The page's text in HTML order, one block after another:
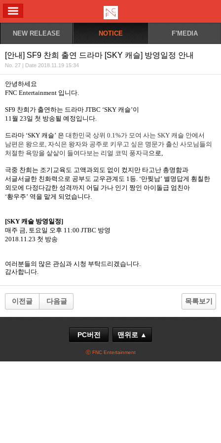
NEW RELEASE NOTICE F'MEDIA
[안내] SF9 찬희 출연 드라마 [SKY 캐슬] 방영일정 안내
No. 27 | Date 2018.11.19 15:34
안녕하세요
FNC Entertainment 입니다.
SF9 찬희가 출연하는 드라마 JTBC ‘SKY 캐슬’이
11월 23일 첫 방송될 예정입니다.
드라마 ‘SKY 캐슬’ 은 대한민국 상위 0.1%가 모여 사는 SKY 캐슬 안에서
남편은 왕으로, 자식은 왕자와 공주로 키우고 싶은 명문가 출신 사모님들의
처절한 욕망을 샅샅이 들여다보는 리얼 코믹 풍자극으로,
극중 찬희는 조기교육도 고액과외도 없이 컸지만 타고난 총명함과
서글서글한 친화력으로 공부도 교우관계도 1등. ‘만찢남’ 별명답게 훤칠한
외모에 다정다감한 성격까지 어딜 가나 인기 짱인 아이돌급 엄친아
‘황우주’ 역을 맡게 되었습니다.
[SKY 캐슬 방영일정]
매주 금, 토요일 오후 11:00 JTBC 방영
2018.11.23 첫 방송
여러분들의 많은 관심과 시청 부탁드리겠습니다.
감사합니다.
이전글 다음글 목록보기
PC버전 맨위로 ▲
ⓒ FNC Entertainment